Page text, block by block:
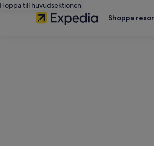
Hoppa till huvudsektionen
Shoppa resor